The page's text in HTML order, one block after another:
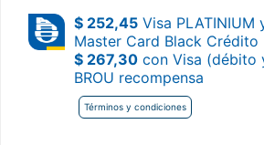
$ 252,45 Visa PLATINIUM
Master Card Black Crédito
$ 267,30 con Visa (débito
BROU recompensa
Términos y condiciones